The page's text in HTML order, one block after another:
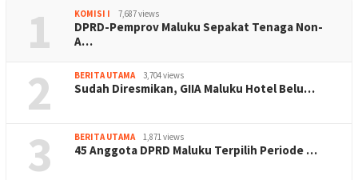
1 KOMISI I 7,687 views
DPRD-Pemprov Maluku Sepakat Tenaga Non-
A…
2 BERITA UTAMA 3,704 views
Sudah Diresmikan, GIIA Maluku Hotel Belu…
3 BERITA UTAMA 1,871 views
45 Anggota DPRD Maluku Terpilih Periode …